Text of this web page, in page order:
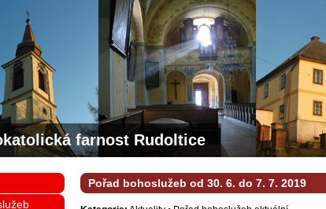
farnost Rudoltice
Pořad bohoslužeb od 30. 6. do 7. 7. 2019